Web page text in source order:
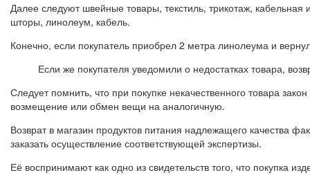
Далее следуют швейные товары, текстиль, трикотаж,
шторы, линолеум, кабель.
Конечно, если покупатель приобрел 2 метра линолеума и
Если же покупателя уведомили о недостатках товара,
Следует помнить, что при покупке некачественного товара
возмещение или обмен вещи на аналогичную.
Возврат в магазин продуктов питания надлежащего качества
заказать осуществление соответствующей экспертизы.
Её воспринимают как одно из свидетельств того, что покупка